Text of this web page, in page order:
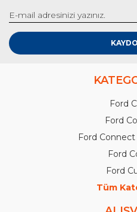
Ford
Ford
Ford
Ford
Ford
Tüm